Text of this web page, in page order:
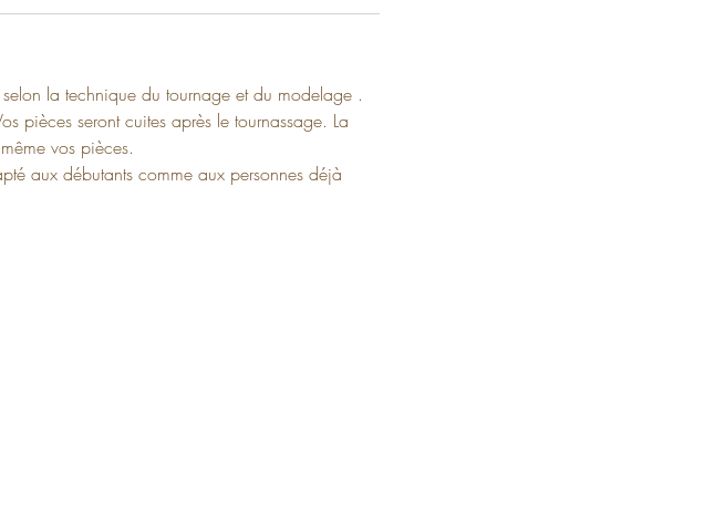
la technique du tournage et du modelage .
pièces seront cuites après le tournassage. La
vos pièces.
aux débutants comme aux personnes déjà